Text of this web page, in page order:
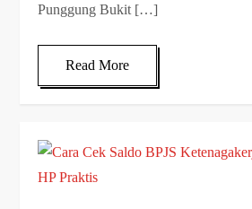
Punggung Bukit […]
Read More